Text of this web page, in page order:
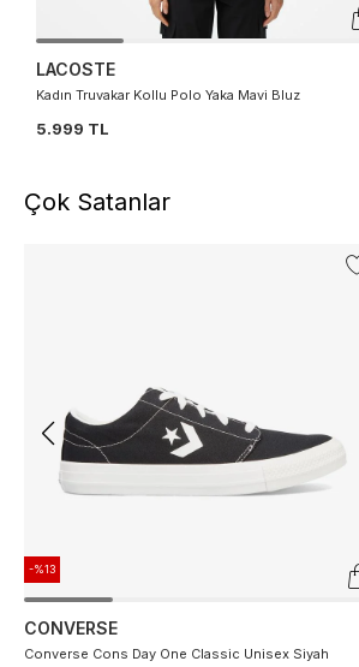
LACOSTE
Kadın Truvakar Kollu Polo Yaka Mavi Bluz
5.999 TL
Çok Satanlar
-%13
CONVERSE
Converse Cons Day One Classic Unisex Siyah